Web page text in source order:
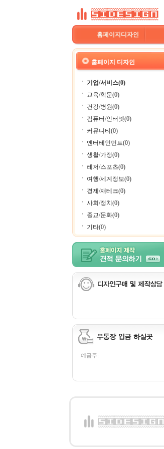
홈페이지디자인
홈페이지 디자인
기업/서비스(0)
교육/학문(0)
건강/병원(0)
컴퓨터/인터넷(0)
커뮤니티(0)
엔터테인먼트(0)
생활/가정(0)
레저/스포츠(0)
여행/세계정보(0)
경제/재테크(0)
사회/정치(0)
종교/문화(0)
기타(0)
예금주: